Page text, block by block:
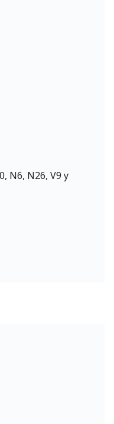
N6, N26, V9 y